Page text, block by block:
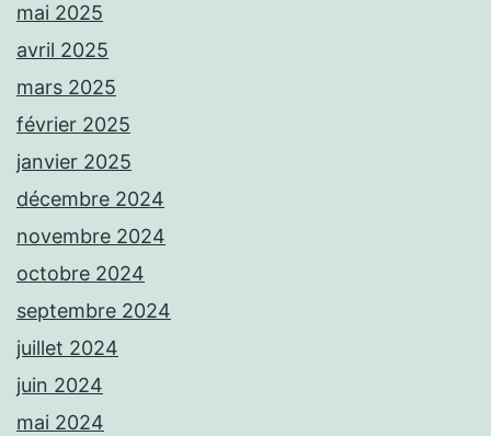
mai 2025
avril 2025
mars 2025
février 2025
janvier 2025
décembre 2024
novembre 2024
octobre 2024
septembre 2024
juillet 2024
juin 2024
mai 2024